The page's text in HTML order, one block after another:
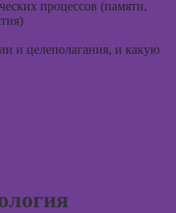
процессов (памяти,
и целеполагания, и какую